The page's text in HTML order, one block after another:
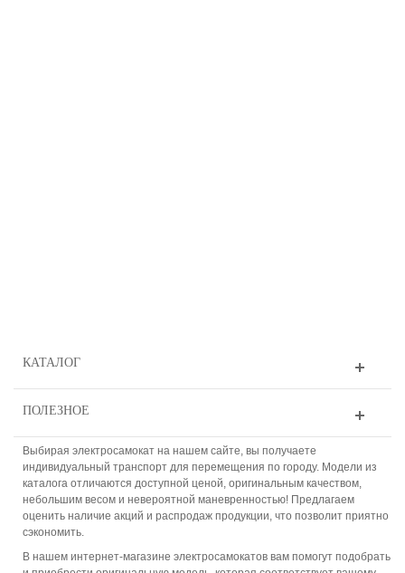
КАТАЛОГ
ПОЛЕЗНОЕ
Выбирая электросамокат на нашем сайте, вы получаете
индивидуальный транспорт для перемещения по городу. Модели из
каталога отличаются доступной ценой, оригинальным качеством,
небольшим весом и невероятной маневренностью! Предлагаем
оценить наличие акций и распродаж продукции, что позволит приятно
сэкономить.
В нашем интернет-магазине электросамокатов вам помогут подобрать